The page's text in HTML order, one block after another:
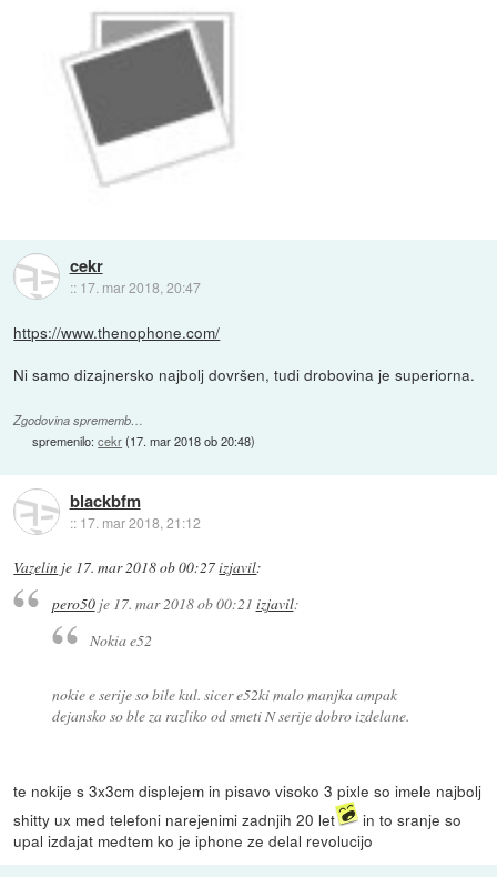
cekr
:: 17. mar 2018, 20:47
https://www.thenophone.com/
Ni samo dizajnersko najbolj dovršen, tudi drobovina je superiorna.
Zgodovina sprememb…
spremenilo:cekr(17. mar 2018 ob 20:48)
blackbfm
:: 17. mar 2018, 21:12
Vazelin je 17. mar 2018 ob 00:27izjavil:
pero50je 17. mar 2018 ob 00:21 izjavil:
Nokia e52
nokie e serije so bile kul. sicer e52ki malo manjka ampak
dejansko so ble za razliko od smeti N serije dobro izdelane.
te nokije s 3x3cm displejem in pisavo visoko 3 pixle so imele najbolj
shitty ux med telefoni narejenimi zadnjih 20 let
in to sranje so
upal izdajat medtem ko je iphone ze delal revolucijo